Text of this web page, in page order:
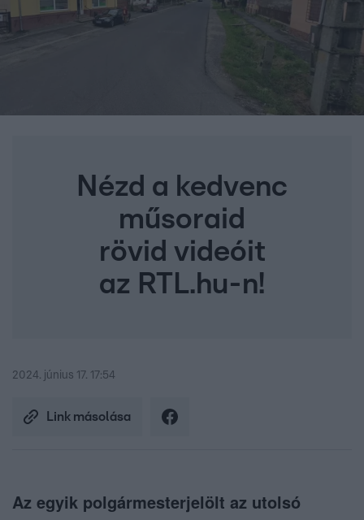
Nézd a kedvenc
műsoraid
rövid videóit
az RTL.hu-n!
2024. június 17. 17:54
Link másolása
Az egyik polgármesterjelölt az utolsó